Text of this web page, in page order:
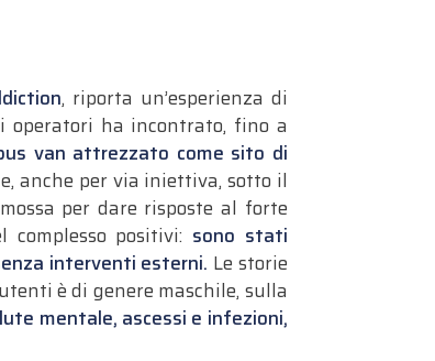
, riporta un’esperienza di
operatori ha incontrato, fino a
van attrezzato come sito di
anche per via iniettiva, sotto il
per dare risposte al forte
positivi: sono stati
interventi esterni. Le storie
è di genere maschile, sulla
mentale, ascessi e infezioni,